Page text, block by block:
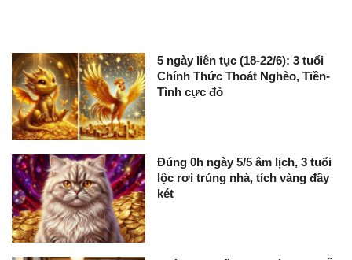
5 ngày liên tục (18-22/6): 3 tuổi
Chính Thức Thoát Nghèo, Tiền-
Tình cực đỏ
Đúng 0h ngày 5/5 âm lịch, 3 tuổi
lộc rơi trúng nhà, tích vàng đầy
két